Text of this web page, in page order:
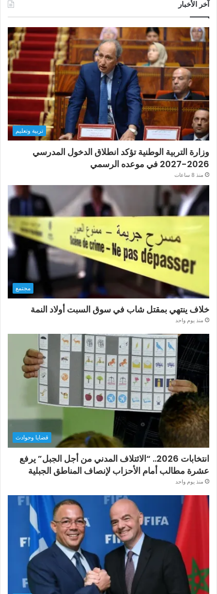
آخر الأخبار
تربية وتعليم
وزارة التربية الوطنية تؤكد انطلاق الدخول المدرسي
2026-2027 في موعده الرسمي
منذ 8 ساعات
مجتمع
خلاف ينتهي بمقتل شاب في سوق السبت أولاد النمة
منذ يوم واحد
قضايا وحوادث
انتخابات 2026.. “الائتلاف المدني من أجل الجبل” يرفع
عشرة مطالب أمام الأحزاب لإنصاف المناطق الجبلية
منذ يوم واحد